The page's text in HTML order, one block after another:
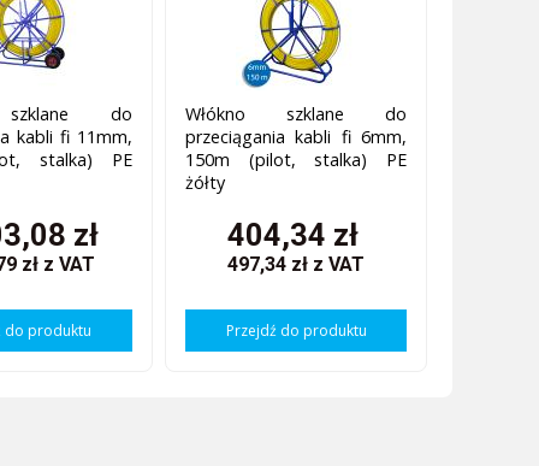
szklane do
kabli fi 11mm,
stalka) PE
zł
zł z VAT
do produktu
Włókno szklane do
przeciągania kabli fi 6mm,
150m (pilot, stalka) PE
żółty
404,34 zł
497,34 zł z VAT
Przejdź do produktu